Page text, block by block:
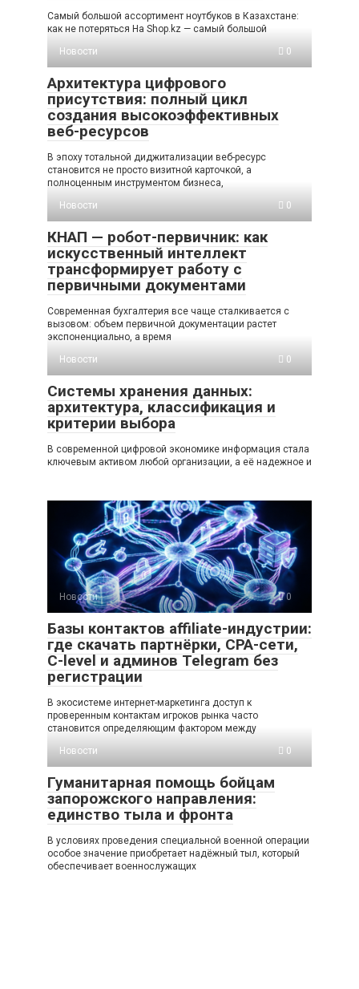
Самый большой ассортимент ноутбуков в Казахстане:
как не потеряться На Shop.kz — самый большой
Новости
0
Архитектура цифрового
присутствия: полный цикл
создания высокоэффективных
веб-ресурсов
В эпоху тотальной диджитализации веб-ресурс
становится не просто визитной карточкой, а
полноценным инструментом бизнеса,
Новости
0
КНАП — робот-первичник: как
искусственный интеллект
трансформирует работу с
первичными документами
Современная бухгалтерия все чаще сталкивается с
вызовом: объем первичной документации растет
экспоненциально, а время
Новости
0
Системы хранения данных:
архитектура, классификация и
критерии выбора
В современной цифровой экономике информация стала
ключевым активом любой организации, а её надежное и
Новости 0
Базы контактов affiliate-индустрии:
где скачать партнёрки, CPA-сети,
C-level и админов Telegram без
регистрации
В экосистеме интернет-маркетинга доступ к
проверенным контактам игроков рынка часто
становится определяющим фактором между
Новости
0
Гуманитарная помощь бойцам
запорожского направления:
единство тыла и фронта
В условиях проведения специальной военной операции
особое значение приобретает надёжный тыл, который
обеспечивает военнослужащих